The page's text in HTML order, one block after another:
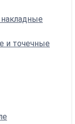
и точечные